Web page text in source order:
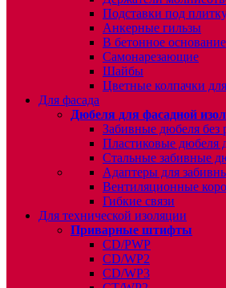
Подставки под
Анкерные гильзы
В бетонное основание
Самонарезающие
Шайбы
Цветные колпачки
Для фасада
Дюбеля для фасадной
Забивные дюбеля без
Пластиковые дюбеля
Стальные забивные
Адаптеры для
Вентиляционные
Гибкие связи
Для технической изоляции
Приварные штифты
CD/PWP
CD/WP2
CD/WP3